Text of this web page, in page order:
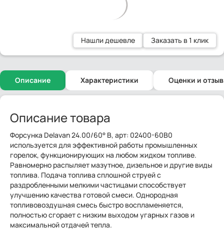
Нашли дешевле Заказать в 1 клик
Описание Характеристики Оценки и
Описание товара
Форсунка Delavan 24.00/60° B, арт: 02400-60B0
используется для эффективной работы промышленных
горелок, функционирующих на любом жидком топливе.
Равномерно распыляет мазутное, дизельное и другие виды
топлива. Подача топлива сплошной струей с
раздробленными мелкими частицами способствует
улучшению качества готовой смеси. Однородная
топливовоздушная смесь быстро воспламеняется,
полностью сгорает с низким выходом угарных газов и
максимальной отдачей тепла.